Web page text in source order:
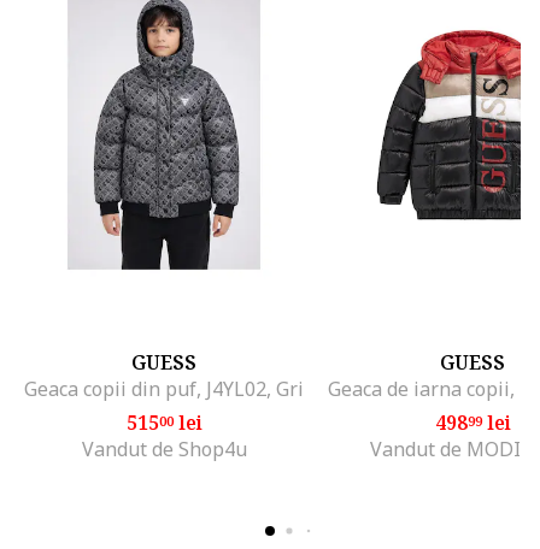
GUESS
Geaca copii din puf, J4YL02, Gri
51500lei
Vandut de Shop4u
GUESS
49899lei
Vandut de